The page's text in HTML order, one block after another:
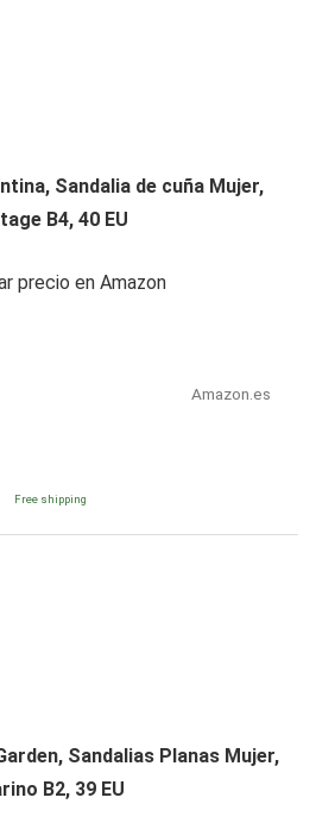
Sandalia de cuña Mujer,
B4, 40 EU
precio en Amazon
Amazon.es
Free shipping
Sandalias Planas Mujer,
B2, 39 EU